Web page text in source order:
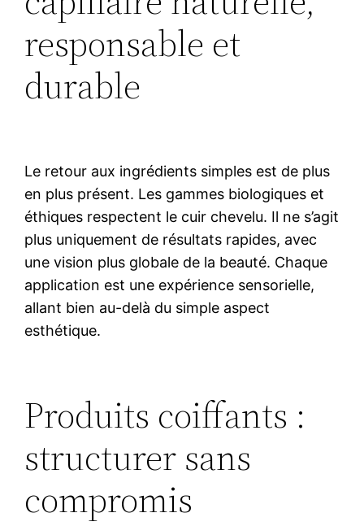
responsable et
durable
Le retour aux ingrédients simples est de plus
en plus présent. Les gammes biologiques et
éthiques respectent le cuir chevelu. Il ne s’agit
plus uniquement de résultats rapides, avec
une vision plus globale de la beauté. Chaque
application est une expérience sensorielle,
allant bien au-delà du simple aspect
esthétique.
Produits coiffants :
structurer sans
compromis